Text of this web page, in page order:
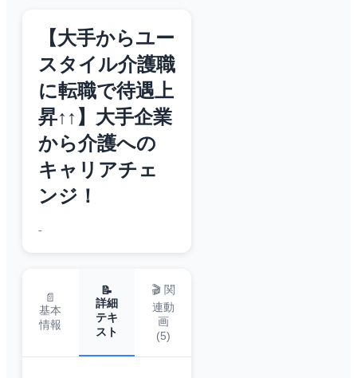
【大手からユー
スタイル介護職
に転職で待遇上
昇↑↑】大手企業
から介護への
キャリアチェ
ンジ！
-
📄
基本
情報
📝
詳細
テキ
スト
🎬 関
連動
画
(5)